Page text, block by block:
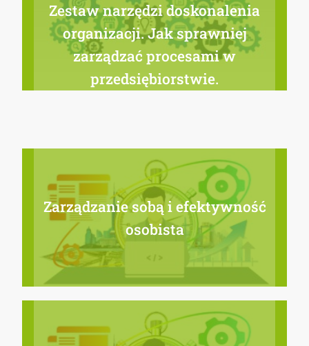
Zestaw narzędzi doskonalenia
organizacji. Jak sprawniej
zarządzać procesami w
przedsiębiorstwie.
Zarządzanie sobą i efektywność
osobista